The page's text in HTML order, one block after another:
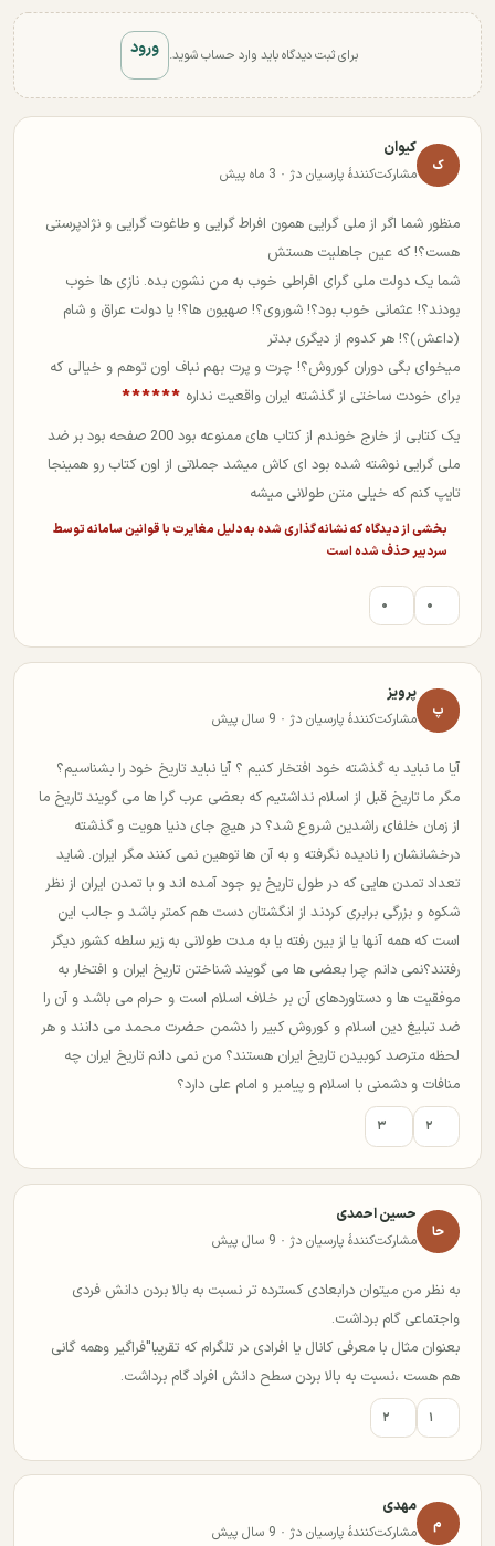
برای ثبت دیدگاه باید وارد حساب شوید. ورود
ک
کیوان
مشارکت‌کنندهٔ پارسیان دژ · 3 ماه پیش
منظور شما اگر از ملی گرایی همون افراط گرایی و طاغوت گرایی و نژادپرستی
هست؟! که عین جاهلیت هستش
شما یک دولت ملی گرای افراطی خوب به من نشون بده. نازی ها خوب
بودند؟! عثمانی خوب بود؟! شوروی؟! صهیون ها؟! یا دولت عراق و شام
(داعش)؟! هر کدوم از دیگری بدتر
میخوای بگی دوران کوروش؟! چرت و پرت بهم نباف اون توهم و خیالی که
برای خودت ساختی از گذشته ایران واقعیت نداره ******
یک کتابی از خارج خوندم از کتاب های ممنوعه بود 200 صفحه بود بر ضد
ملی گرایی نوشته شده بود ای کاش میشد جملاتی از اون کتاب رو همینجا
تایپ کنم که خیلی متن طولانی میشه
بخشی از دیدگاه که نشانه گذاری شده به دلیل مغایرت با قوانین سامانه توسط
سردبیر حذف شده است
۰ ۰
پ
پرویز
مشارکت‌کنندهٔ پارسیان دژ · 9 سال پیش
آیا ما نباید به گذشته خود افتخار کنیم ؟ آیا نباید تاریخ خود را بشناسیم؟
مگر ما تاریخ قبل از اسلام نداشتیم که بعضی عرب گرا ها می گویند تاریخ ما
از زمان خلفای راشدین شروع شد؟ در هیچ جای دنیا هویت و گذشته
درخشانشان را نادیده نگرفته و به آن ها توهین نمی کنند مگر ایران. شاید
تعداد تمدن هایی که در طول تاریخ بو جود آمده اند و با تمدن ایران از نظر
شکوه و بزرگی برابری کردند از انگشتان دست هم کمتر باشد و جالب این
است که همه آنها یا از بین رفته یا به مدت طولانی به زیر سلطه کشور دیگر
رفتند؟نمی دانم چرا بعضی ها می گویند شناختن تاریخ ایران و افتخار به
موفقیت ها و دستاوردهای آن بر خلاف اسلام است و حرام می باشد و آن را
ضد تبلیغ دین اسلام و کوروش کبیر را دشمن حضرت محمد می دانند و هر
لحظه مترصد کوبیدن تاریخ ایران هستند؟ من نمی دانم تاریخ ایران چه
منافات و دشمنی با اسلام و پیامبر و امام علی دارد؟
۲ ۳
حا
حسین احمدی
مشارکت‌کنندهٔ پارسیان دژ · 9 سال پیش
به نظر من میتوان درابعادی کسترده تر نسبت به بالا بردن دانش فردی
واجتماعی گام برداشت.
بعنوان مثال با معرفی کانال یا افرادی در تلگرام که تقریبا"فراگیر وهمه گانی
هم هست ،نسبت به بالا بردن سطح دانش افراد گام برداشت.
۱ ۲
م
مهدی
مشارکت‌کنندهٔ پارسیان دژ · 9 سال پیش